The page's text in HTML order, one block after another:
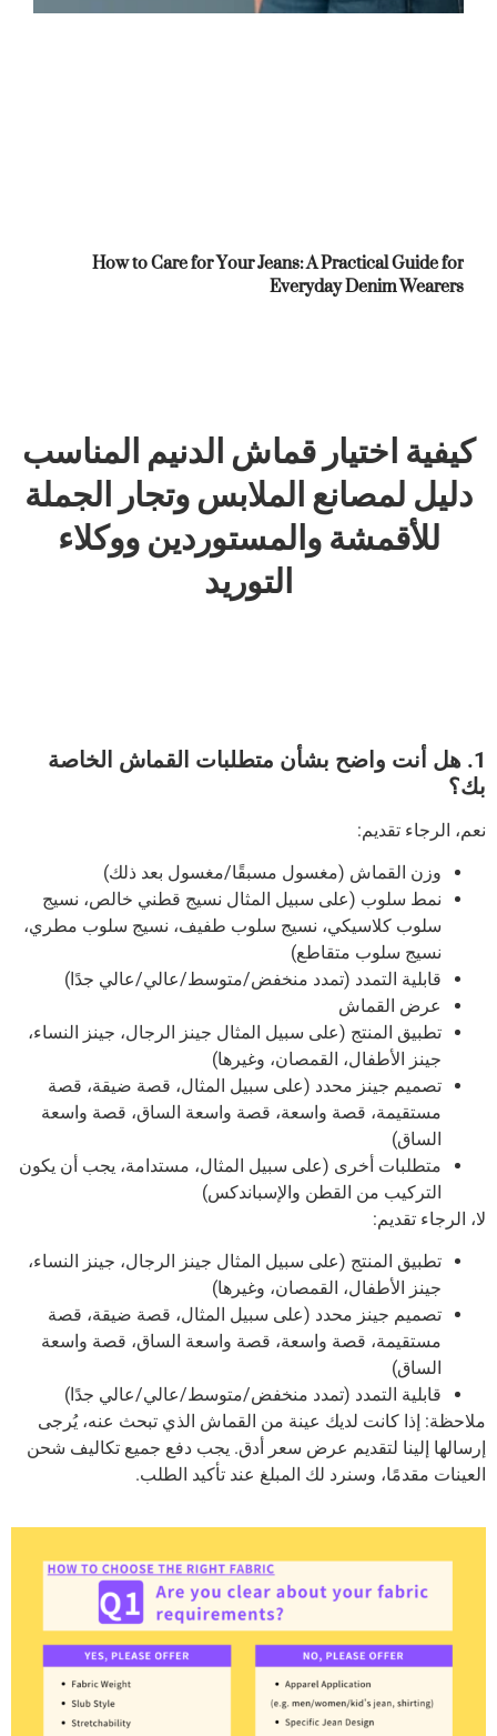
How to Care for Your Jeans: A Practical Guide for
Everyday Denim Wearers
كيفية اختيار قماش الدنيم المناسب
دليل لمصانع الملابس وتجار الجملة
للأقمشة والمستوردين ووكلاء
التوريد
1. هل أنت واضح بشأن متطلبات القماش الخاصة
بك؟
نعم، الرجاء تقديم:
وزن القماش (مغسول مسبقًا/مغسول بعد ذلك)
نمط سلوب (على سبيل المثال نسيج قطني خالص، نسيج
سلوب كلاسيكي، نسيج سلوب طفيف، نسيج سلوب مطري،
نسيج سلوب متقاطع)
قابلية التمدد (تمدد منخفض/متوسط/عالي/عالي جدًا)
عرض القماش
تطبيق المنتج (على سبيل المثال جينز الرجال، جينز النساء،
جينز الأطفال، القمصان، وغيرها)
تصميم جينز محدد (على سبيل المثال، قصة ضيقة، قصة
مستقيمة، قصة واسعة، قصة واسعة الساق، قصة واسعة
الساق)
متطلبات أخرى (على سبيل المثال، مستدامة، يجب أن يكون
التركيب من القطن والإسباندكس)
لا، الرجاء تقديم:
تطبيق المنتج (على سبيل المثال جينز الرجال، جينز النساء،
جينز الأطفال، القمصان، وغيرها)
تصميم جينز محدد (على سبيل المثال، قصة ضيقة، قصة
مستقيمة، قصة واسعة، قصة واسعة الساق، قصة واسعة
الساق)
قابلية التمدد (تمدد منخفض/متوسط/عالي/عالي جدًا)
ملاحظة: إذا كانت لديك عينة من القماش الذي تبحث عنه، يُرجى
إرسالها إلينا لتقديم عرض سعر أدق. يجب دفع جميع تكاليف شحن
العينات مقدمًا، وسنرد لك المبلغ عند تأكيد الطلب.